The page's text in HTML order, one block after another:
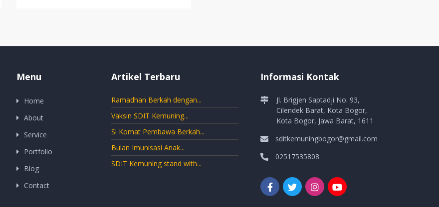
Menu
Home
About
Service
Portfolio
Blog
Contact
Artikel Terbaru
Ramadhan Berkah dengan...
Vaksin SDIT Kemuning...
Si Komat Pembawa Berkah...
Bulan Imunisasi Anak...
SDIT Kemuning stand with...
Informasi Kontak
Jl. Brigjen Saptadji No. 93,
Cilendek Barat, Kota Bogor,
Kota Bogor, Jawa Barat, 1611
sditkemuningbogor@gmail.com
02517535808